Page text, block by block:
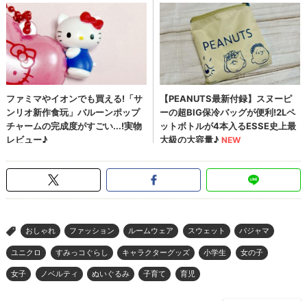
> おしゃれ ファッション ルームウェア スウェット パジャマ
ユニクロ すみっコぐらし キャラクターグッズ 小学生 女の子
女子 ノベルティ ぬいぐるみ 子育て 育児